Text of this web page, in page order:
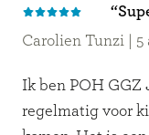
Carolien Tunzi
5
Ik ben POH GGZ
regelmatig voor